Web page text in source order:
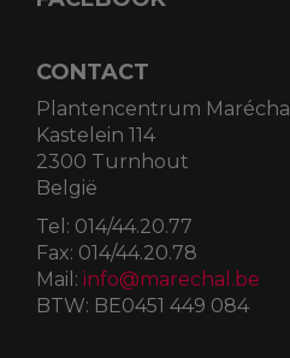
CONTACT
Plantencentrum Maréchal
Kastelein 114
2300 Turnhout
België
Tel: 014/44.20.77
Fax: 014/44.20.78
Mail: info@marechal.be
BTW: BE0451 449 084